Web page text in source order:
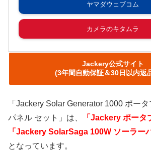
ヤマダウェブコム
カメラのキタムラ
Jackery公式サイト
(3年間自動保証＆30日以内返
「Jackery Solar Generator 1000 ポー
パネル セット」は、
「Jackery ポータ
「Jackery SolarSaga 100W ソーラー
となっています。